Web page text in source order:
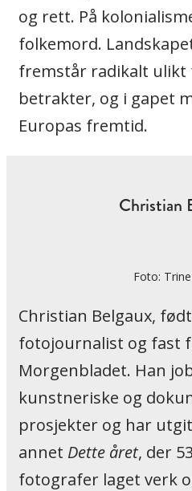
og rett. På
folkemord.
fremstår radikalt ulikt
betrakter, og i gapet
Europas fremtid.
Christian
Foto:
Christian Belgaux,
fotojournalist og fast
Morgenbladet. Han
kunstneriske og
prosjekter og har
annet Dette året, der
fotografer laget verk